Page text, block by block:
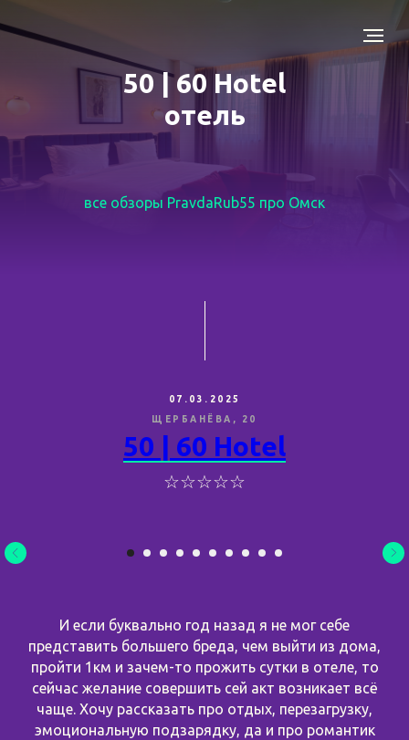
50 | 60 Hotel
отель
все обзоры PravdaRub55 про Омск
07.03.2025
ЩЕРБАНЁВА, 20
50 | 60 Hotel
☆☆☆☆☆
И если буквально год назад я не мог себе
представить большего бреда, чем выйти из дома,
пройти 1км и зачем-то прожить сутки в отеле, то
сейчас желание совершить сей акт возникает всё
чаще. Хочу рассказать про отдых, перезагрузку,
эмоциональную подзарядку, да и про романтик